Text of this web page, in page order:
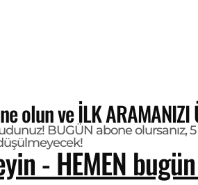
olun ve İLK ARAMANIZI
BUGÜN abone
- HEMEN